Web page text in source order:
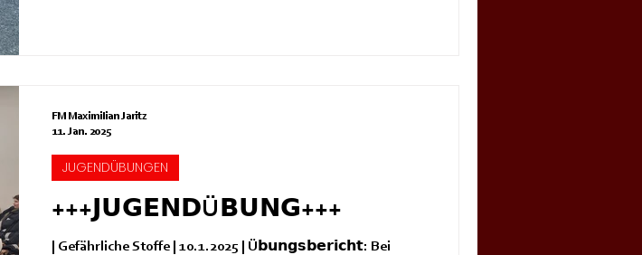
+++𝗝𝗨𝗚𝗘𝗡𝗗Ü𝗕𝗨𝗡𝗚+++
| Gefährliche Stoffe | 10.1.2025 | Ü𝗯𝘂𝗻𝗴𝘀𝗯𝗲𝗿𝗶𝗰𝗵𝘁: Bei
JUGENDÜBUNGEN
FM Maximilian Jaritz
11. Jan. 2025